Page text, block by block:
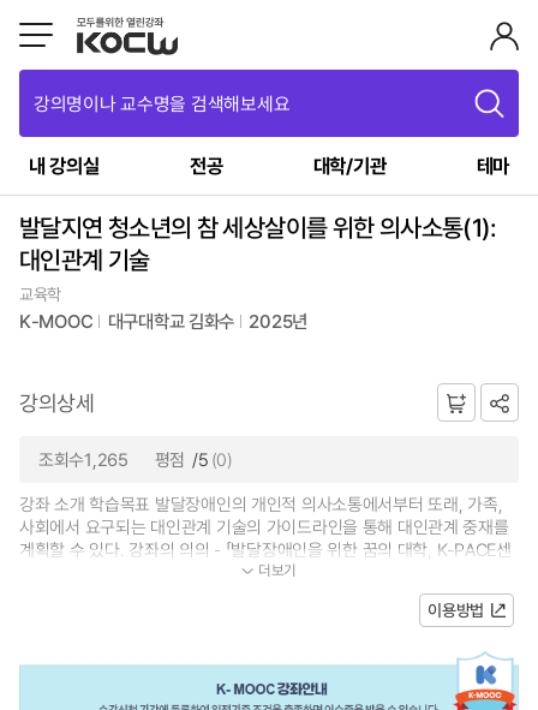
강의명이나 교수명을 검색해보세요
내 강의실 전공 대학/기관 테마
발달지연 청소년의 참 세상살이를 위한 의사소통(1):
대인관계 기술
교육학
K-MOOC 대구대학교 김화수 2025년
강의상세
조회수1,265 평점 /5 (0)
강좌 소개 학습목표 발달장애인의 개인적 의사소통에서부터 또래, 가족,
사회에서 요구되는 대인관계 기술의 가이드라인을 통해 대인관계 중재를
계획할 수 있다. 강좌의 의의 - 「발달장애인을 위한 꿈의 대학, K-PACE센
더보기
이용방법